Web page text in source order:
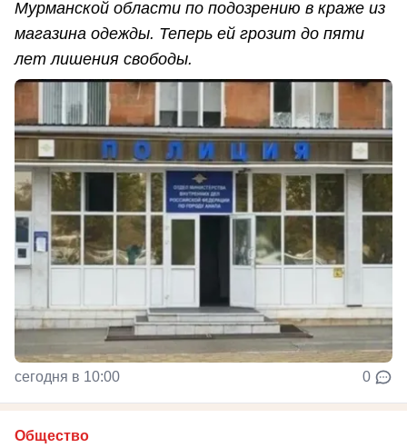
Мурманской области по подозрению в краже из
магазина одежды. Теперь ей грозит до пяти
лет лишения свободы.
сегодня в 10:00 0
Общество